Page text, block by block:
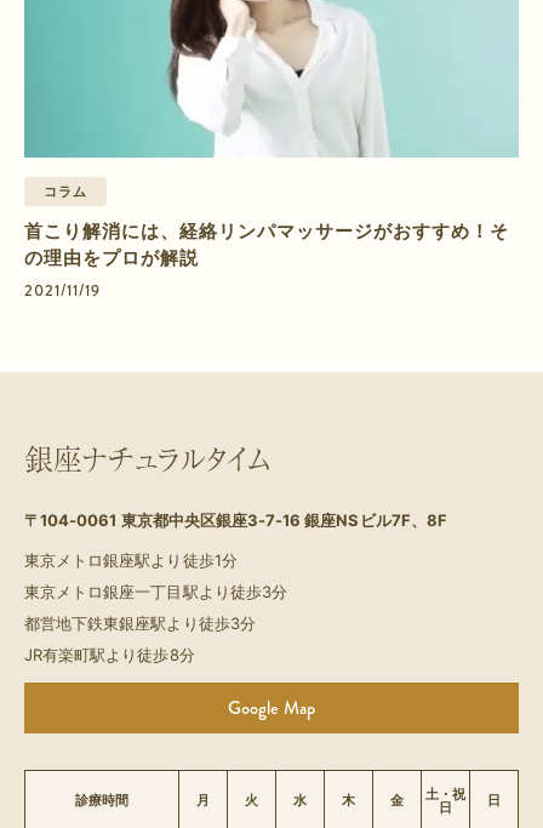
コラム
首こり解消には、経絡リンパマッサージがおすすめ！そ
の理由をプロが解説
2021/11/19
銀座ナチュラルタイム
〒104-0061 東京都中央区銀座3-7-16 銀座NSビル7F、8F
東京メトロ銀座駅より徒歩1分
東京メトロ銀座一丁目駅より徒歩3分
都営地下鉄東銀座駅より徒歩3分
JR有楽町駅より徒歩8分
Google Map
診療時間 月 火 水 木 金 土・祝
日 日